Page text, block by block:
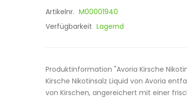
Artikelnr. M00001940
Verfügbarkeit Lagernd
Produktinformation "Avoria Kirsche
Kirsche Nikotinsalz Liquid von Avoria
von Kirschen, angereichert mit einer